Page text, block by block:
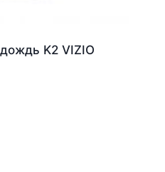
K2 VIZIO